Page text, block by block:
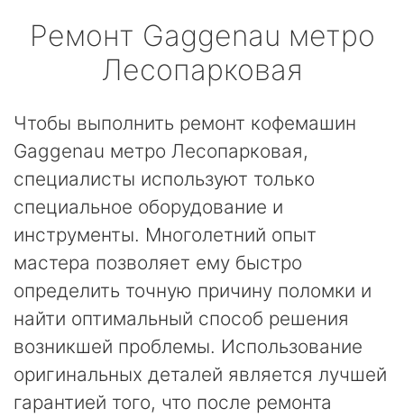
Ремонт Gaggenau метро
Лесопарковая
Чтобы выполнить ремонт кофемашин
Gaggenau метро Лесопарковая,
специалисты используют только
специальное оборудование и
инструменты. Многолетний опыт
мастера позволяет ему быстро
определить точную причину поломки и
найти оптимальный способ решения
возникшей проблемы. Использование
оригинальных деталей является лучшей
гарантией того, что после ремонта